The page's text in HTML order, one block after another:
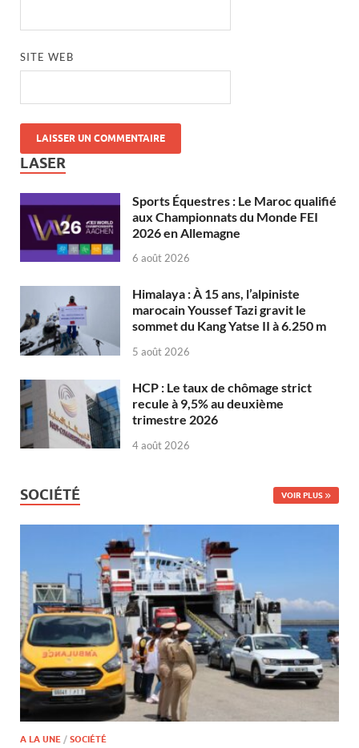
SITE WEB
LASER
Sports Équestres : Le Maroc qualifié
aux Championnats du Monde FEI
2026 en Allemagne
6 août 2026
Himalaya : À 15 ans, l’alpiniste
marocain Youssef Tazi gravit le
sommet du Kang Yatse II à 6.250 m
5 août 2026
HCP : Le taux de chômage strict
recule à 9,5% au deuxième
trimestre 2026
4 août 2026
SOCIÉTÉ VOIR PLUS
A LA UNE / SOCIÉTÉ